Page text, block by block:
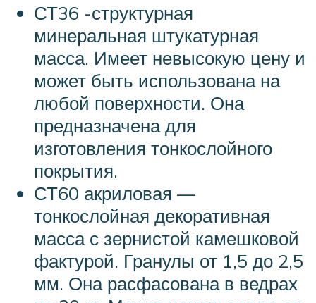
СТ36 -структурная
минеральная штукатурная
масса. Имеет невысокую цену и
может быть использована на
любой поверхности. Она
предназначена для
изготовления тонкослойного
покрытия.
СТ60 акриловая —
тонкослойная декоративная
масса с зернистой камешковой
фактурой. Гранулы от 1,5 до 2,5
мм. Она расфасована в ведрах